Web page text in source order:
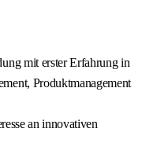
mit erster Erfahrung in
Produktmanagement
an innovativen